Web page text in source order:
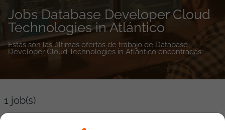
Jobs Database Developer Cloud
Technologies in Atlántico
Estás son las últimas ofertas de trabajo de Database
Developer Cloud Technologies in Atlántico encontradas.
1 job(s)